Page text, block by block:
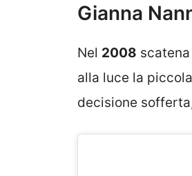
Gianna
Nel 2008
alla luce la piccola
decisione